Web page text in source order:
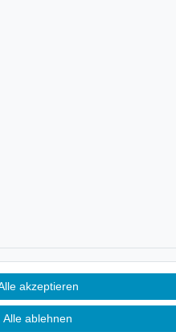
möchten über neu eingetroffene
Lagerware oder Neuheiten
akzeptieren
Alle ablehnen